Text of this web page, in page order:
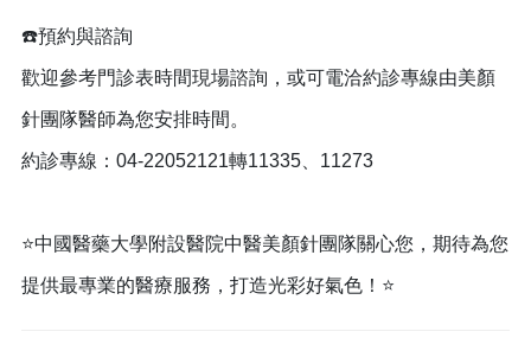
☎️預約與諮詢
歡迎參考門診表時間現場諮詢，或可電洽約診專線由美顏
針團隊醫師為您安排時間。
約診專線：04-22052121轉11335、11273
⭐中國醫藥大學附設醫院中醫美顏針團隊關心您，期待為您
提供最專業的醫療服務，打造光彩好氣色！⭐